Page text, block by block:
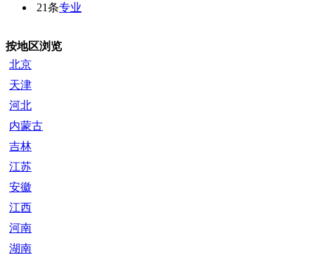
21条专业
按地区浏览
北京
天津
河北
内蒙古
吉林
江苏
安徽
江西
河南
湖南